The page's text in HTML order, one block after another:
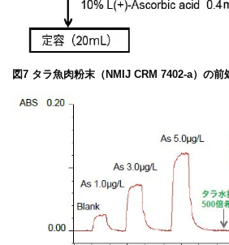
図7 タラ魚肉粉末（NMIJ CRM 7402-a）の前